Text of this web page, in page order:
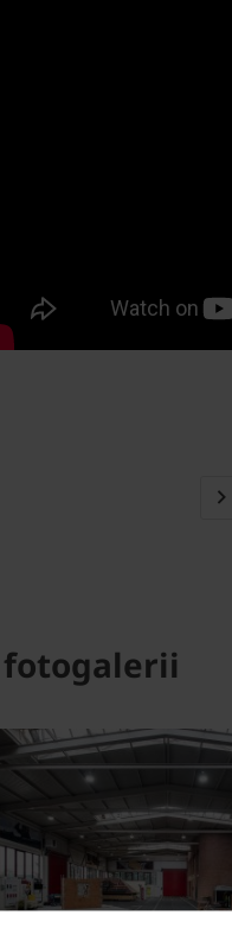
fotogalerii